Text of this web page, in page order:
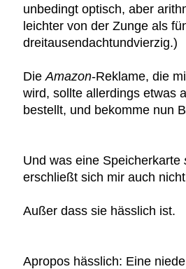
unbedingt optisch, aber
leichter von der Zunge als
dreitausendachtundvierzig.)
Die Amazon-Reklame, die
wird, sollte allerdings etwas
bestellt, und bekomme nun
Und was eine Speicherkarte
erschließt sich mir auch
Außer dass sie hässlich ist.
Apropos hässlich: Eine